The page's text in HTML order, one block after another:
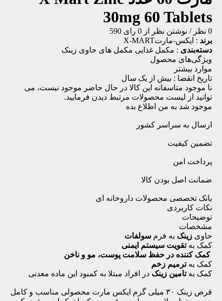
30mg 60 Tablets
0 نظر / نوشتن نظر از 0 رای
590
برند : ایکس-مارتX-MART
دسته‌بندی : مکمل غذایی مکمل های حاوی زینک
ویژگی‌های محصول
موارد بیشتر
تاریخ انقضا : بیش از یک سال
نا موجود متاسفانه این کالا در حال حاضر موجود نیست، می
توانید از لیست محصولات مرتبط دیدن فرمایید.
موجود شد به من اطلاع بده
ارسال به سراسر کشور
تضمین کیفیت
پرداخت امن
ضمانت اصل بودن کالا
بانک تخصصی محصولات داروخانه ای
نکات کاربردی
توضیحات
مشخصات
حاوی زینک به فرم سولفات
کمک بهتقویت سیستم ایمنی
کمک کننده در حفظ سلامت پوست، مو و ناخن
کمک بهترمیم زخم
کمک بهتامین زینک در افراد مبتلا به کمبود این ماده معدنی
قرص زینک ۳۰ میلی گرم ایکس مارت محصولی مناسب و کامل